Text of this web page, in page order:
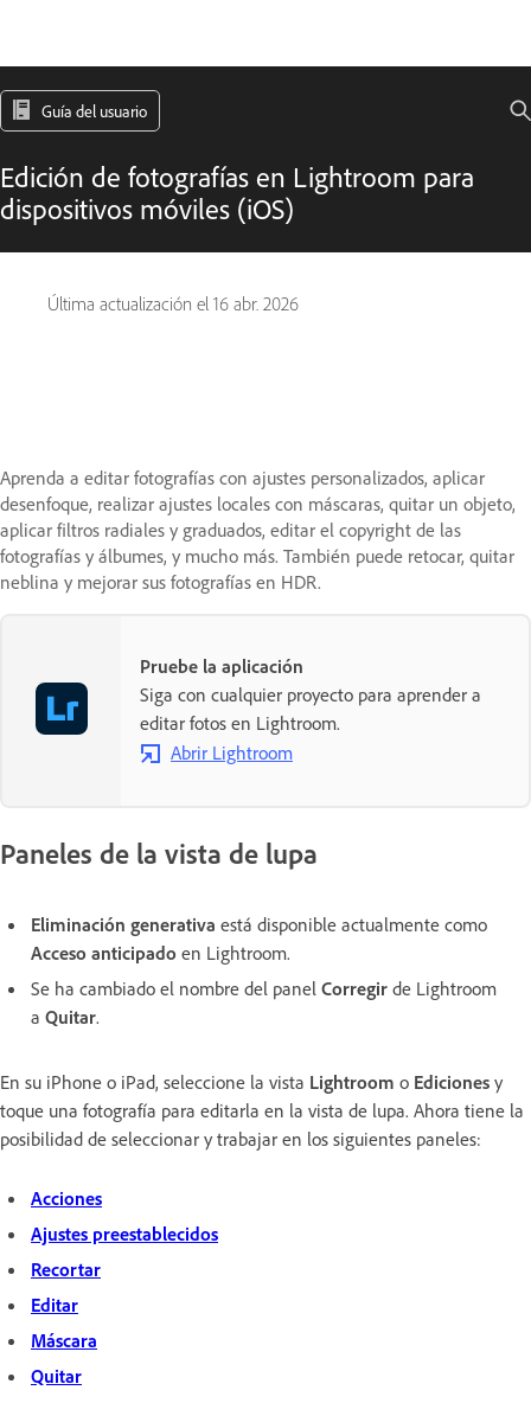
Guía del usuario
Edición de fotografías en Lightroom para
dispositivos móviles (iOS)
Última actualización el 16 abr. 2026
Aprenda a editar fotografías con ajustes personalizados, aplicar
desenfoque, realizar ajustes locales con máscaras, quitar un objeto,
aplicar filtros radiales y graduados, editar el copyright de las
fotografías y álbumes, y mucho más. También puede retocar, quitar
neblina y mejorar sus fotografías en HDR.
Pruebe la aplicación
Siga con cualquier proyecto para aprender a
editar fotos en Lightroom.
Abrir Lightroom
Paneles de la vista de lupa
Eliminación generativa está disponible actualmente como
Acceso anticipado en Lightroom.
Se ha cambiado el nombre del panel Corregir de Lightroom
a Quitar.
En su iPhone o iPad, seleccione la vista Lightroom o Ediciones y
toque una fotografía para editarla en la vista de lupa. Ahora tiene la
posibilidad de seleccionar y trabajar en los siguientes paneles:
Acciones
Ajustes preestablecidos
Recortar
Editar
Máscara
Quitar